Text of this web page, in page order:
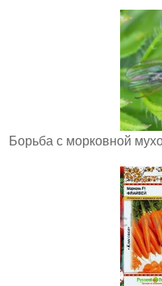
Борьба с морковной